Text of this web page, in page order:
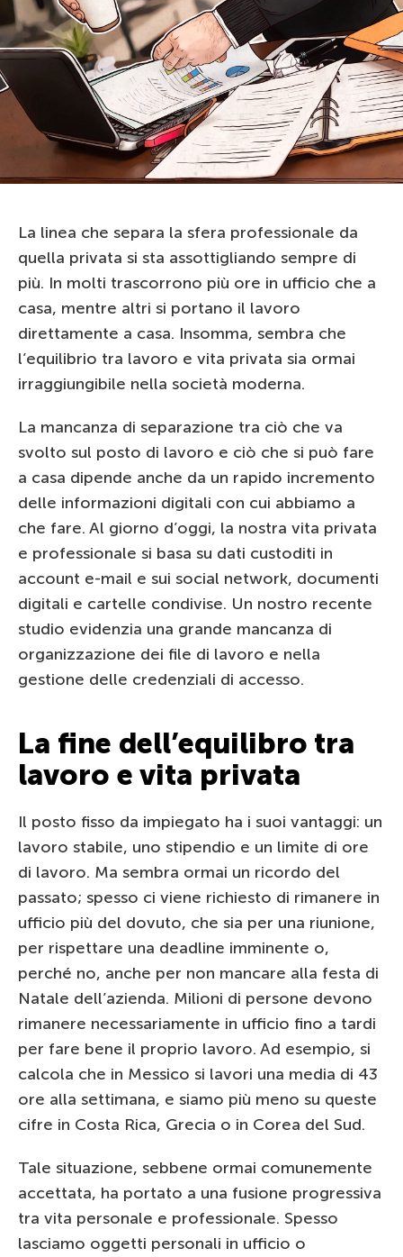
La linea che separa la sfera professionale da
quella privata si sta assottigliando sempre di
più. In molti trascorrono più ore in ufficio che a
casa, mentre altri si portano il lavoro
direttamente a casa. Insomma, sembra che
l’equilibrio tra lavoro e vita privata sia ormai
irraggiungibile nella società moderna.
La mancanza di separazione tra ciò che va
svolto sul posto di lavoro e ciò che si può fare
a casa dipende anche da un rapido incremento
delle informazioni digitali con cui abbiamo a
che fare. Al giorno d’oggi, la nostra vita privata
e professionale si basa su dati custoditi in
account e-mail e sui social network, documenti
digitali e cartelle condivise. Un nostro recente
studio evidenzia una grande mancanza di
organizzazione dei file di lavoro e nella
gestione delle credenziali di accesso.
La fine dell’equilibro tra
lavoro e vita privata
Il posto fisso da impiegato ha i suoi vantaggi: un
lavoro stabile, uno stipendio e un limite di ore
di lavoro. Ma sembra ormai un ricordo del
passato; spesso ci viene richiesto di rimanere in
ufficio più del dovuto, che sia per una riunione,
per rispettare una deadline imminente o,
perché no, anche per non mancare alla festa di
Natale dell’azienda. Milioni di persone devono
rimanere necessariamente in ufficio fino a tardi
per fare bene il proprio lavoro. Ad esempio, si
calcola che in Messico si lavori una media di 43
ore alla settimana, e siamo più meno su queste
cifre in Costa Rica, Grecia o in Corea del Sud.
Tale situazione, sebbene ormai comunemente
accettata, ha portato a una fusione progressiva
tra vita personale e professionale. Spesso
lasciamo oggetti personali in ufficio o